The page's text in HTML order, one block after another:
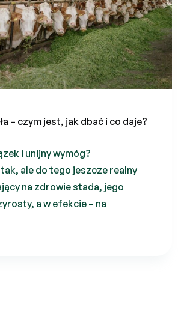
– czym jest, jak dbać i co daje?
i unijny wymóg?
ale do tego jeszcze realny
na zdrowie stada, jego
a w efekcie – na